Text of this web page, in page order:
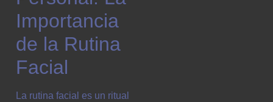
Importancia
de la Rutina
Facial
La rutina facial es un ritual